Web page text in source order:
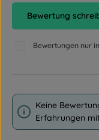
Bewertung
Bewertungen nur
Keine
Erfahrungen